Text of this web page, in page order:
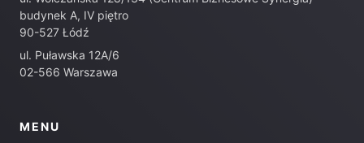
budynek A, IV piętro
90-527 Łódź
ul. Puławska 12A/6
02-566 Warszawa
MENU